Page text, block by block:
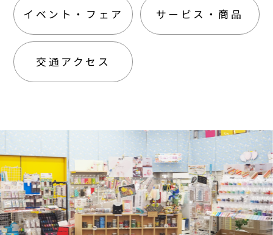
イベント・フェア サービス・商品
交通アクセス